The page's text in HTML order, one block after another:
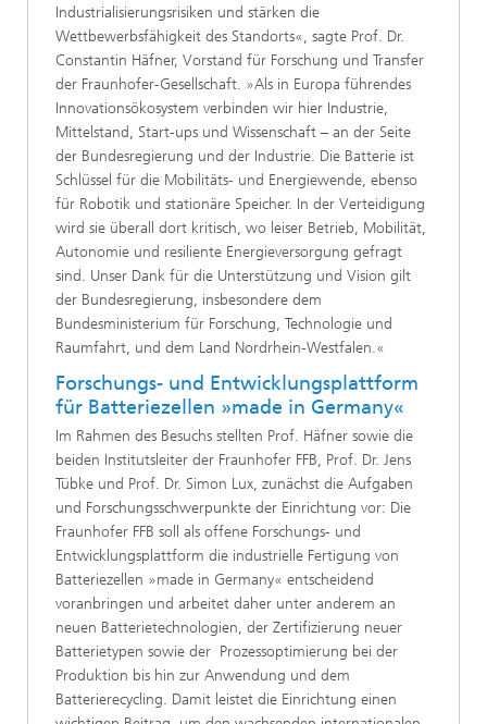
Industrialisierungsrisiken und stärken die
Wettbewerbsfähigkeit des Standorts«, sagte Prof. Dr.
Constantin Häfner, Vorstand für Forschung und Transfer
der Fraunhofer-Gesellschaft. »Als in Europa führendes
Innovationsökosystem verbinden wir hier Industrie,
Mittelstand, Start-ups und Wissenschaft – an der Seite
der Bundesregierung und der Industrie. Die Batterie ist
Schlüssel für die Mobilitäts- und Energiewende, ebenso
für Robotik und stationäre Speicher. In der Verteidigung
wird sie überall dort kritisch, wo leiser Betrieb, Mobilität,
Autonomie und resiliente Energieversorgung gefragt
sind. Unser Dank für die Unterstützung und Vision gilt
der Bundesregierung, insbesondere dem
Bundesministerium für Forschung, Technologie und
Raumfahrt, und dem Land Nordrhein-Westfalen.«
Forschungs- und Entwicklungsplattform
für Batteriezellen »made in Germany«
Im Rahmen des Besuchs stellten Prof. Häfner sowie die
beiden Institutsleiter der Fraunhofer FFB, Prof. Dr. Jens
Tübke und Prof. Dr. Simon Lux, zunächst die Aufgaben
und Forschungsschwerpunkte der Einrichtung vor: Die
Fraunhofer FFB soll als offene Forschungs- und
Entwicklungsplattform die industrielle Fertigung von
Batteriezellen »made in Germany« entscheidend
voranbringen und arbeitet daher unter anderem an
neuen Batterietechnologien, der Zertifizierung neuer
Batterietypen sowie der Prozessoptimierung bei der
Produktion bis hin zur Anwendung und dem
Batterierecycling. Damit leistet die Einrichtung einen